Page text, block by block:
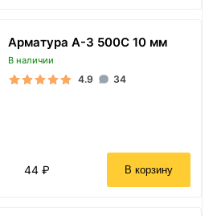
Арматура А-3 500С 10 мм
В наличии
4.9 34
44 ₽ В корзину